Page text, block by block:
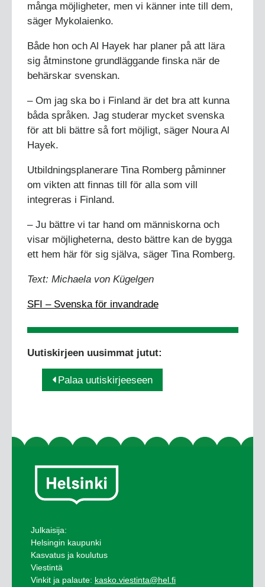
många möjligheter, men vi känner inte till dem,
säger Mykolaienko.
Både hon och Al Hayek har planer på att lära
sig åtminstone grundläggande finska när de
behärskar svenskan.
– Om jag ska bo i Finland är det bra att kunna
båda språken. Jag studerar mycket svenska
för att bli bättre så fort möjligt, säger Noura Al
Hayek.
Utbildningsplanerare Tina Romberg påminner
om vikten att finnas till för alla som vill
integreras i Finland.
– Ju bättre vi tar hand om människorna och
visar möjligheterna, desto bättre kan de bygga
ett hem här för sig själva, säger Tina Romberg.
Text: Michaela von Kügelgen
SFI – Svenska för invandrade
Uutiskirjeen uusimmat jutut:
Palaa uutiskirjeeseen
Julkaisija:
Helsingin kaupunki
Kasvatus ja koulutus
Viestintä
Vinkit ja palaute: kasko.viestinta@hel.fi